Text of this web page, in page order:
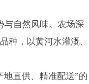
与自然风味。农场深
种，以黄河水灌溉、
直供、精准配送”的